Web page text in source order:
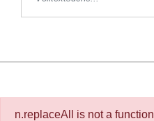
n.replaceAll is not a function